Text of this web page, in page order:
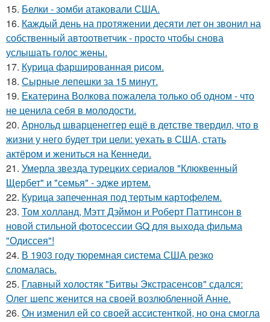
15. Белки - зомби атаковали США.
16. Каждый день на протяжении десяти лет он звонил на
собственный автоответчик - просто чтобы снова
услышать голос жены.
17. Курица фаршированная рисом.
18. Сырные лепешки за 15 минут.
19. Екатерина Волкова пожалела только об одном - что
не ценила себя в молодости.
20. Арнольд шварценеггер ещё в детстве твердил, что в
жизни у него будет три цели: уехать в США, стать
актёром и жениться на Кеннеди.
21. Умерла звезда турецких сериалов "Клюквенный
Щербет" и "семья" - эдже иртем.
22. Курица запеченная под тертым картофелем.
23. Том холланд, Мэтт Дэймон и Роберт Паттинсон в
новой стильной фотосессии GQ для выхода фильма
"Одиссея"!
24. В 1903 году тюремная система США резко
сломалась.
25. Главный холостяк "Битвы Экстрасенсов" сдался:
Олег шепс женится на своей возлюбленной Анне.
26. Он изменил ей со своей ассистенткой, но она смогла